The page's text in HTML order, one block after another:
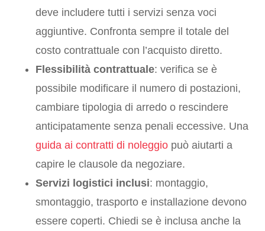
deve includere tutti i servizi senza voci
aggiuntive. Confronta sempre il totale del
costo contrattuale con l’acquisto diretto.
Flessibilità contrattuale: verifica se è
possibile modificare il numero di postazioni,
cambiare tipologia di arredo o rescindere
anticipatamente senza penali eccessive. Una
guida ai contratti di noleggio può aiutarti a
capire le clausole da negoziare.
Servizi logistici inclusi: montaggio,
smontaggio, trasporto e installazione devono
essere coperti. Chiedi se è inclusa anche la